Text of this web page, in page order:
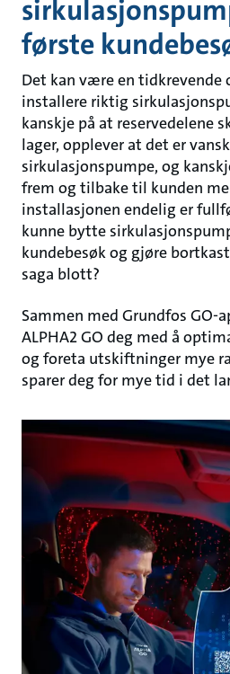
første
Det kan være en tidkrevende
installere riktig
kanskje på at reservedelene
lager, opplever at det er
sirkulasjonspumpe, og
frem og tilbake til kunden
installasjonen endelig er
kunne bytte
kundebesøk og gjøre
saga blott?
Sammen med Grundfos GO-
ALPHA2 GO deg med å
og foreta utskiftninger mye
sparer deg for mye tid i det